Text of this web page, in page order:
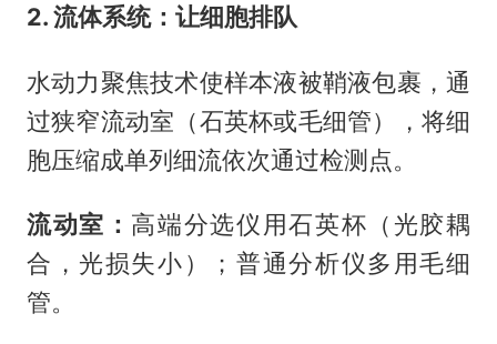
2. 流体系统：让细胞排队
水动力聚焦技术使样本液被鞘液包裹，通
过狭窄流动室（石英杯或毛细管），将细
胞压缩成单列细流依次通过检测点。
流动室： 高端分选仪用石英杯（光胶耦
合，光损失小）；普通分析仪多用毛细
管。